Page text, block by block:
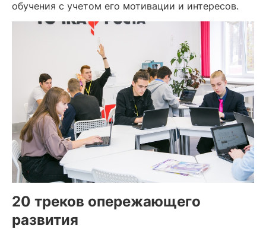
обучения с учетом его мотивации и интересов.
20 треков опережающего
развития